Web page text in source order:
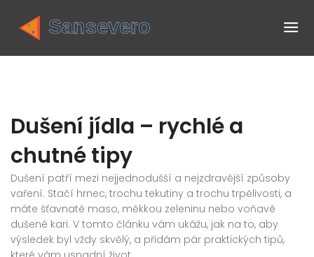
Dušení jídla – rychlé a
chutné tipy
Dušení patří mezi nejjednodušší a nejzdravější způsoby
vaření. Stačí hrnec, trochu tekutiny a trochu trpělivosti, a
máte šťavnaté maso, měkkou zeleninu nebo voňavé
dušené kari. V tomto článku vám ukážu, jak na to, aby
výsledek byl vždy skvělý, a přidám pár praktických tipů,